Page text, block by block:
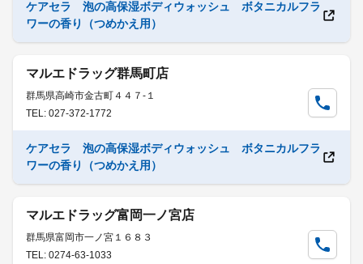
ケアセラ 泡の高保湿ボディウォッシュ ボタニカルフラ
ワーの香り（つめかえ用）
マルエドラッグ群馬町店
群馬県高崎市金古町４４７-１
TEL: 027-372-1772
ケアセラ 泡の高保湿ボディウォッシュ ボタニカルフラ
ワーの香り（つめかえ用）
マルエドラッグ富岡一ノ宮店
群馬県富岡市一ノ宮１６８３
TEL: 0274-63-1033